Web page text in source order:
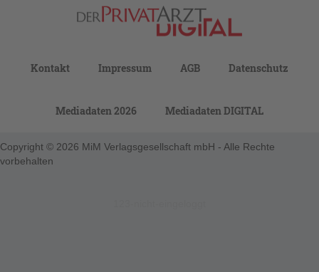
Kontakt Impressum AGB Datenschutz
Mediadaten 2026 Mediadaten DIGITAL
Copyright © 2026 MiM Verlagsgesellschaft mbH - Alle Rechte
vorbehalten